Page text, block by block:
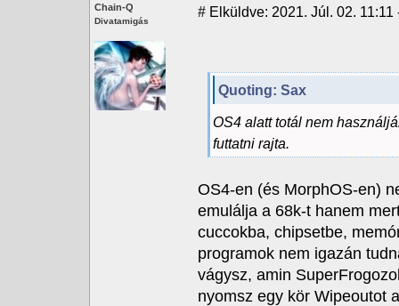
Chain-Q
Divatamigás
# Elküldve: 2021. Júl. 02.
Quoting: Sax
OS4 alatt totál nem
futtatni rajta.
OS4-en (és MorphOS-en)
emulálja a 68k-t hanem
cuccokba, chipsetbe,
programok nem igazán
vágysz, amin
nyomsz egy kör Wipeoutot